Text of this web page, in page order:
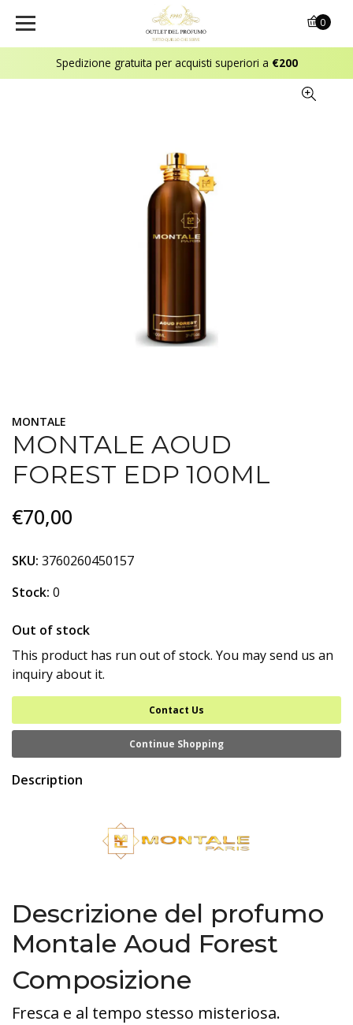
Spedizione gratuita per acquisti superiori a €200
0
MONTALE
MONTALE AOUD
FOREST EDP 100ML
€70,00
SKU: 3760260450157
Stock: 0
Out of stock
This product has run out of stock. You may send us an
inquiry about it.
Contact Us
Continue Shopping
Description
Descrizione del profumo
Montale Aoud Forest
Composizione
Fresca e al tempo stesso misteriosa.